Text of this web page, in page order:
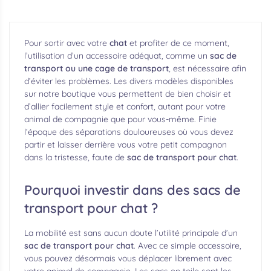
Pour sortir avec votre chat et profiter de ce moment,
l’utilisation d’un accessoire adéquat, comme un sac de
transport ou une cage de transport, est nécessaire afin
d’éviter les problèmes. Les divers modèles disponibles
sur notre boutique vous permettent de bien choisir et
d’allier facilement style et confort, autant pour votre
animal de compagnie que pour vous-même. Finie
l’époque des séparations douloureuses où vous devez
partir et laisser derrière vous votre petit compagnon
dans la tristesse, faute de sac de transport pour chat.
Pourquoi investir dans des sacs de
transport pour chat ?
La mobilité est sans aucun doute l’utilité principale d’un
sac de transport pour chat. Avec ce simple accessoire,
vous pouvez désormais vous déplacer librement avec